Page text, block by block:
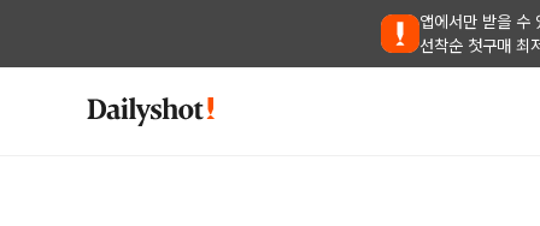
앱에서만 받을 수
선착순 첫구매 최